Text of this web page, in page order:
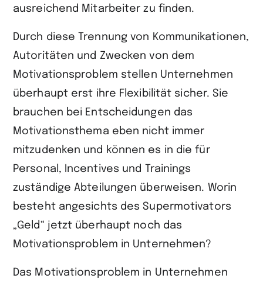
ausreichend Mitarbeiter zu finden.
Durch diese Trennung von Kommunikationen,
Autoritäten und Zwecken von dem
Motivationsproblem stellen Unternehmen
überhaupt erst ihre Flexibilität sicher. Sie
brauchen bei Entscheidungen das
Motivationsthema eben nicht immer
mitzudenken und können es in die für
Personal, Incentives und Trainings
zuständige Abteilungen überweisen. Worin
besteht angesichts des Supermotivators
„Geld“ jetzt überhaupt noch das
Motivationsproblem in Unternehmen?
Das Motivationsproblem in Unternehmen